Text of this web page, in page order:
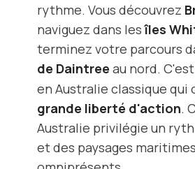
rythme. Vous découvrez
naviguez dans lesîles
terminez votre parcours
de Daintree au nord.
en Australie classique qui
grande liberté d'action.
Australie privilégie un
et des paysages maritimes